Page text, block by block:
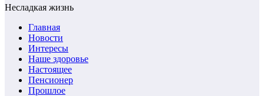
Несладкая жизнь
Главная
Новости
Интересы
Наше здоровье
Настоящее
Пенсионер
Прошлое